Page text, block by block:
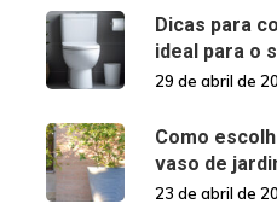
Dicas para
ideal para o
29 de abril de
Como
vaso de
23 de abril de